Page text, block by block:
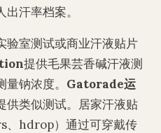
汗率档案。
验室测试或商业汗液贴片
提供毛果芸香碱汗液测
钠浓度。 Gatorade运
供类似测试。居家汗液贴
、hdrop）通过可穿戴传